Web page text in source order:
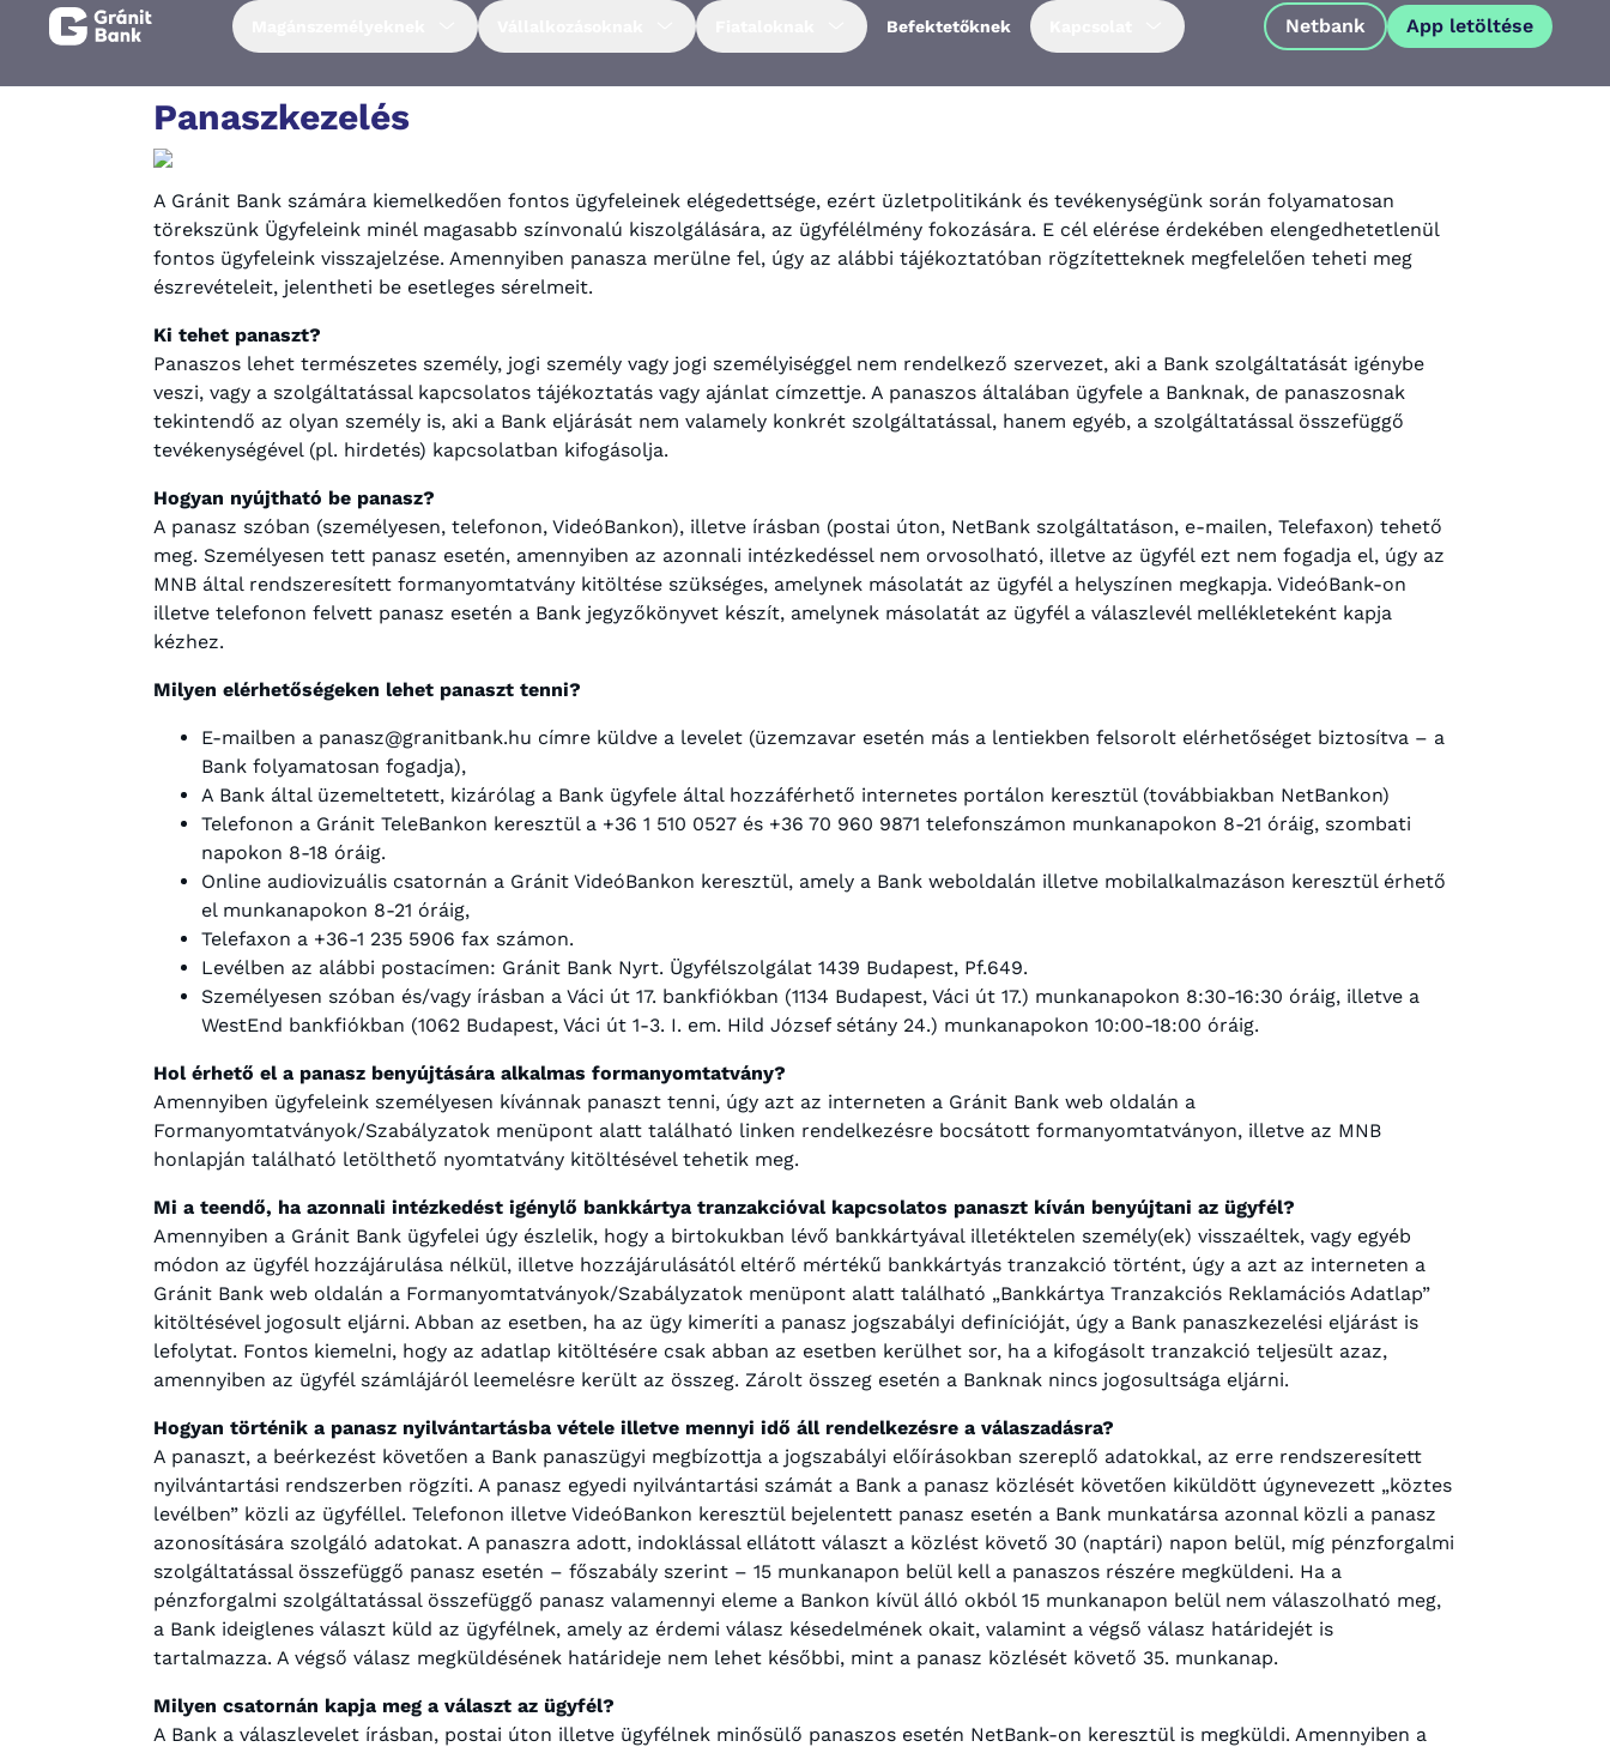
Befektetőknek Netbank App letöltése
Magánszemélyeknek
Befektetőknek
Panaszkezelés
A Gránit Bank számára kiemelkedően fontos ügyfeleinek elégedettsége, ezért üzletpolitikánk és tevékenységünk során folyamatosan
törekszünk Ügyfeleink minél magasabb színvonalú kiszolgálására, az ügyfélélmény fokozására. ​E cél elérése érdekében elengedhetetlenül
fontos ügyfeleink visszajelzése. Amennyiben panasza merülne fel, úgy az alábbi tájékoztatóban rögzítetteknek megfelelően teheti meg
észrevételeit, jelentheti be esetleges sérelmeit.
Ki tehet panaszt?
Panaszos lehet természetes személy, jogi személy vagy jogi személyiséggel nem rendelkező szervezet, aki a Bank szolgáltatását igénybe
veszi, vagy a szolgáltatással kapcsolatos tájékoztatás vagy ajánlat címzettje. A panaszos általában ügyfele a Banknak, de panaszosnak
tekintendő az olyan személy is, aki a Bank eljárását nem valamely konkrét szolgáltatással, hanem egyéb, a szolgáltatással összefüggő
tevékenységével (pl. hirdetés) kapcsolatban kifogásolja.
Hogyan nyújtható be panasz?
A panasz szóban (személyesen, telefonon, VideóBankon), illetve írásban (postai úton, NetBank szolgáltatáson, e-mailen, Telefaxon) tehető
meg. Személyesen tett panasz esetén, amennyiben az azonnali intézkedéssel nem orvosolható, illetve az ügyfél ezt nem fogadja el, úgy az
MNB által rendszeresített formanyomtatvány kitöltése szükséges, amelynek másolatát az ügyfél a helyszínen megkapja. VideóBank-on
illetve telefonon felvett panasz esetén a Bank jegyzőkönyvet készít, amelynek másolatát az ügyfél a válaszlevél mellékleteként kapja
kézhez.
Milyen elérhetőségeken lehet panaszt tenni?
E-mailben a panasz@granitbank.hu címre küldve a levelet (üzemzavar esetén más a lentiekben felsorolt elérhetőséget biztosítva – a
Bank folyamatosan fogadja),
A Bank által üzemeltetett, kizárólag a Bank ügyfele által hozzáférhető internetes portálon keresztül (továbbiakban NetBankon)
Telefonon a Gránit TeleBankon keresztül a +36 1 510 0527 és +36 70 960 9871 telefonszámon munkanapokon 8-21 óráig, szombati
napokon 8-18 óráig.
Online audiovizuális csatornán a Gránit VideóBankon keresztül, amely a Bank weboldalán illetve mobilalkalmazáson keresztül érhető
el munkanapokon 8-21 óráig,
Telefaxon a +36-1 235 5906 fax számon.
Levélben az alábbi postacímen: Gránit Bank Nyrt. Ügyfélszolgálat 1439 Budapest, Pf.649.
Személyesen szóban és/vagy írásban a Váci út 17. bankfiókban (1134 Budapest, Váci út 17.) munkanapokon 8:30-16:30 óráig, illetve a
WestEnd bankfiókban (1062 Budapest, Váci út 1-3. I. em. Hild József sétány 24.) munkanapokon 10:00-18:00 óráig.
Hol érhető el a panasz benyújtására alkalmas formanyomtatvány?
Amennyiben ügyfeleink személyesen kívánnak panaszt tenni, úgy azt az interneten a Gránit Bank web oldalán a
Formanyomtatványok/Szabályzatok menüpont alatt található linken rendelkezésre bocsátott formanyomtatványon, illetve az MNB
honlapján található letölthető nyomtatvány kitöltésével tehetik meg.
Mi a teendő, ha azonnali intézkedést igénylő bankkártya tranzakcióval kapcsolatos panaszt kíván benyújtani az ügyfél?
Amennyiben a Gránit Bank ügyfelei úgy észlelik, hogy a birtokukban lévő bankkártyával illetéktelen személy(ek) visszaéltek, vagy egyéb
módon az ügyfél hozzájárulása nélkül, illetve hozzájárulásától eltérő mértékű bankkártyás tranzakció történt, úgy a azt az interneten a
Gránit Bank web oldalán a Formanyomtatványok/Szabályzatok menüpont alatt található „Bankkártya Tranzakciós Reklamációs Adatlap”
kitöltésével jogosult eljárni. Abban az esetben, ha az ügy kimeríti a panasz jogszabályi definícióját, úgy a Bank panaszkezelési eljárást is
lefolytat. Fontos kiemelni, hogy az adatlap kitöltésére csak abban az esetben kerülhet sor, ha a kifogásolt tranzakció teljesült azaz,
amennyiben az ügyfél számlájáról leemelésre került az összeg. Zárolt összeg esetén a Banknak nincs jogosultsága eljárni.
Hogyan történik a panasz nyilvántartásba vétele illetve mennyi idő áll rendelkezésre a válaszadásra?
A panaszt, a beérkezést követően a Bank panaszügyi megbízottja a jogszabályi előírásokban szereplő adatokkal, az erre rendszeresített
nyilvántartási rendszerben rögzíti. A panasz egyedi nyilvántartási számát a Bank a panasz közlését követően kiküldött úgynevezett „köztes
levélben” közli az ügyféllel. Telefonon illetve VideóBankon keresztül bejelentett panasz esetén a Bank munkatársa azonnal közli a panasz
azonosítására szolgáló adatokat. A panaszra adott, indoklással ellátott választ a közlést követő 30 (naptári) napon belül, míg pénzforgalmi
szolgáltatással összefüggő panasz esetén – főszabály szerint – 15 munkanapon belül kell a panaszos részére megküldeni. Ha a
pénzforgalmi szolgáltatással összefüggő panasz valamennyi eleme a Bankon kívül álló okból 15 munkanapon belül nem válaszolható meg,
a Bank ideiglenes választ küld az ügyfélnek, amely az érdemi válasz késedelmének okait, valamint a végső válasz határidejét is
tartalmazza. A végső válasz megküldésének határideje nem lehet későbbi, mint a panasz közlését követő 35. munkanap.
Milyen csatornán kapja meg a választ az ügyfél?
A Bank a válaszlevelet írásban, postai úton illetve ügyfélnek minősülő panaszos esetén NetBank-on keresztül is megküldi. Amennyiben a